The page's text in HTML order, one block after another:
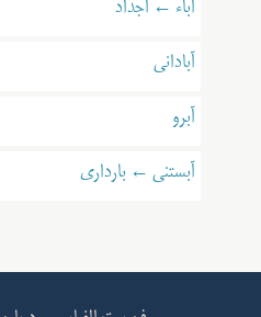
آباء ← اجداد
آبادانی
آبرو
آبستنی ← بارداری